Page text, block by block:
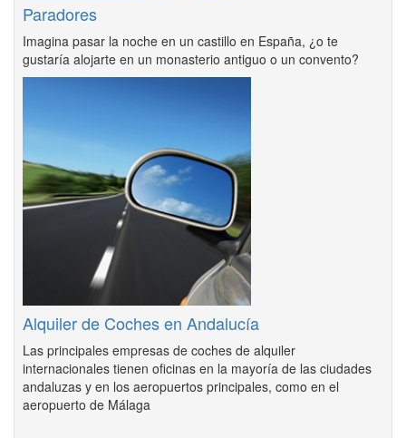
Paradores
Imagina pasar la noche en un castillo en España, ¿o te
gustaría alojarte en un monasterio antiguo o un convento?
Alquiler de Coches en Andalucía
Las principales empresas de coches de alquiler
internacionales tienen oficinas en la mayoría de las ciudades
andaluzas y en los aeropuertos principales, como en el
aeropuerto de Málaga